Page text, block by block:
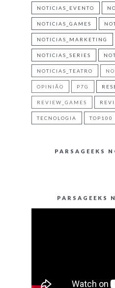
NOTICIAS_EVENTO
NOTICIAS_GAMES
NOTICIAS_MARKETING
NOTICIAS_SERIES
NOTICIAS_TEATRO
OPINIÃO P7G
REVIEW_GAMES
TECNOLOGIA TOP100
PARSAGEEKS
PARSAGEEKS